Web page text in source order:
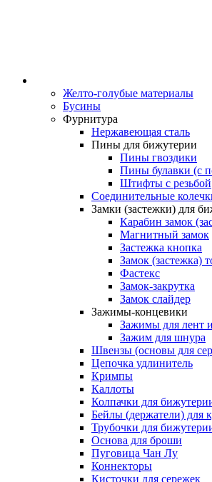
Желто-голубые материалы
Бусины
Фурнитура
Нержавеющая сталь
Пины для бижутерии
Пины гвоздики
Пины булавки (с
Штифты с резьбой
Соединительные
Замки (застежки) для
Карабин замок
Магнитный замок
Застежка кнопка
Замок (застежка)
Фастекс
Замок-закрутка
Замок слайдер
Зажимы-концевики
Зажимы для лент
Зажим для шнура
Швензы (основы для
Цепочка удлинитель
Кримпы
Каллоты
Колпачки для
Бейлы (держатели) для
Трубочки для
Основа для броши
Пуговица Чан Лу
Коннекторы
Кисточки для сережек